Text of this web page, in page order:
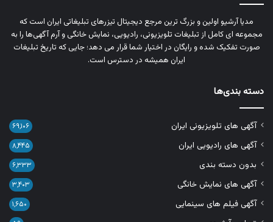
مدیا آرشیو اولین و بزرگ‌ ترین مرجع دیجیتال تیزرهای تبلیغاتی ایران است که
مجموعه‌ ای کامل از تبلیغات تلویزیونی، رادیویی، نمایش خانگی و آرم‌ آگهی‌ها را به‌
صورت تفکیک‌ شده و رایگان در اختیار شما قرار می‌ دهد؛ جایی که تاریخ تبلیغات
ایران همیشه در دسترس است.
دسته بندی‌ها
آگهی های تلویزیونی ایران ۶۹,۱۰۶
آگهی های رادیویی ایران ۸,۴۴۵
بدون دسته بندی ۶,۳۳۳
آگهی های نمایش خانگی ۳,۴۰۳
آگهی فیلم های سینمایی ۱,۶۵۰